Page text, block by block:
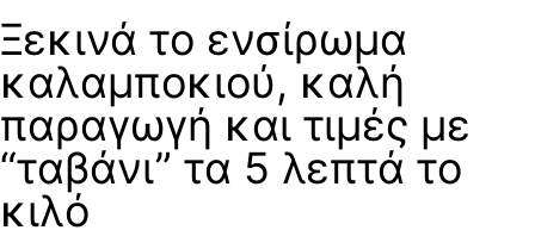
Ξεκινά το ενσίρωμα
καλαμποκιού, καλή
παραγωγή και τιμές με
“ταβάνι” τα 5 λεπτά το
κιλό